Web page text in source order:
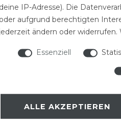
gefallen?
für dich
deine IP-Adresse). Die
oder aufgrund berechtigten
jederzeit ändern oder
Essenziell
ALLE AKZEPTIEREN